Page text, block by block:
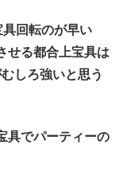
回転のが早い
せる都合上宝具は
しろ強いと思う
具でパーティーの